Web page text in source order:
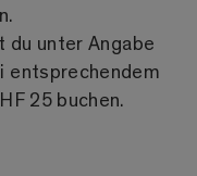
du unter Angabe
entsprechendem
25 buchen.